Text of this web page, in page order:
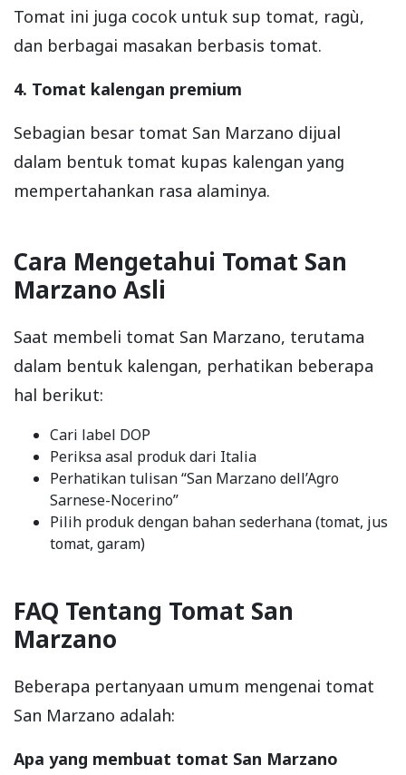
Tomat ini juga cocok untuk sup tomat, ragù,
dan berbagai masakan berbasis tomat.
4. Tomat kalengan premium
Sebagian besar tomat San Marzano dijual
dalam bentuk tomat kupas kalengan yang
mempertahankan rasa alaminya.
Cara Mengetahui Tomat San
Marzano Asli
Saat membeli tomat San Marzano, terutama
dalam bentuk kalengan, perhatikan beberapa
hal berikut:
Cari label DOP
Periksa asal produk dari Italia
Perhatikan tulisan “San Marzano dell’Agro
Sarnese-Nocerino”
Pilih produk dengan bahan sederhana (tomat, jus
tomat, garam)
FAQ Tentang Tomat San
Marzano
Beberapa pertanyaan umum mengenai tomat
San Marzano adalah:
Apa yang membuat tomat San Marzano